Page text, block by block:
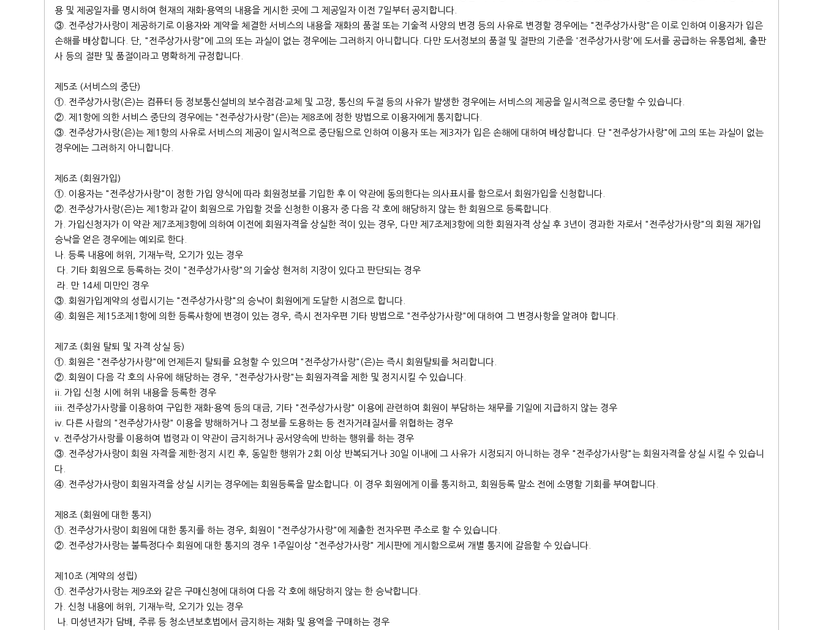
용 및 제공일자를 명시하여 현재의 재화·용역의 내용을 게시한 곳에 그 제공일자 이전 7일부터 공지합니다.
③. 전주상가사랑이 제공하기로 이용자와 계약을 체결한 서비스의 내용을 재화의 품절 또는 기술적 사양의 변경 등의 사유로 변경할 경우에는 "전주상가사랑"은 이로 인하여 이용자가 입은
손해를 배상합니다. 단, "전주상가사랑"에 고의 또는 과실이 없는 경우에는 그러하지 아니합니다. 다만 도서정보의 품절 및 절판의 기준을 '전주상가사랑'에 도서를 공급하는 유통업체, 출판
사 등의 절판 및 품절이라고 명확하게 규정합니다.
제5조 (서비스의 중단)
①. 전주상가사랑(은)는 컴퓨터 등 정보통신설비의 보수점검·교체 및 고장, 통신의 두절 등의 사유가 발생한 경우에는 서비스의 제공을 일시적으로 중단할 수 있습니다.
②. 제1항에 의한 서비스 중단의 경우에는 "전주상가사랑"(은)는 제8조에 정한 방법으로 이용자에게 통지합니다.
③. 전주상가사랑(은)는 제1항의 사유로 서비스의 제공이 일시적으로 중단됨으로 인하여 이용자 또는 제3자가 입은 손해에 대하여 배상합니다. 단 "전주상가사랑"에 고의 또는 과실이 없는
경우에는 그러하지 아니합니다.
제6조 (회원가입)
①. 이용자는 "전주상가사랑"이 정한 가입 양식에 따라 회원정보를 기입한 후 이 약관에 동의한다는 의사표시를 함으로서 회원가입을 신청합니다.
②. 전주상가사랑(은)는 제1항과 같이 회원으로 가입할 것을 신청한 이용자 중 다음 각 호에 해당하지 않는 한 회원으로 등록합니다.
가. 가입신청자가 이 약관 제7조제3항에 의하여 이전에 회원자격을 상실한 적이 있는 경우, 다만 제7조제3항에 의한 회원자격 상실 후 3년이 경과한 자로서 "전주상가사랑"의 회원 재가입
승낙을 얻은 경우에는 예외로 한다.
나. 등록 내용에 허위, 기재누락, 오기가 있는 경우
다. 기타 회원으로 등록하는 것이 "전주상가사랑"의 기술상 현저히 지장이 있다고 판단되는 경우
라. 만 14세 미만인 경우
③. 회원가입계약의 성립시기는 "전주상가사랑"의 승낙이 회원에게 도달한 시점으로 합니다.
④. 회원은 제15조제1항에 의한 등록사항에 변경이 있는 경우, 즉시 전자우편 기타 방법으로 "전주상가사랑"에 대하여 그 변경사항을 알려야 합니다.
제7조 (회원 탈퇴 및 자격 상실 등)
①. 회원은 "전주상가사랑"에 언제든지 탈퇴를 요청할 수 있으며 "전주상가사랑"(은)는 즉시 회원탈퇴를 처리합니다.
②. 회원이 다음 각 호의 사유에 해당하는 경우, "전주상가사랑"는 회원자격을 제한 및 정지시킬 수 있습니다.
ii. 가입 신청 시에 허위 내용을 등록한 경우
iii. 전주상가사랑를 이용하여 구입한 재화·용역 등의 대금, 기타 "전주상가사랑" 이용에 관련하여 회원이 부담하는 채무를 기일에 지급하지 않는 경우
iv. 다른 사람의 "전주상가사랑" 이용을 방해하거나 그 정보를 도용하는 등 전자거래질서를 위협하는 경우
v. 전주상가사랑를 이용하여 법령과 이 약관이 금지하거나 공서양속에 반하는 행위를 하는 경우
③. 전주상가사랑이 회원 자격을 제한·정지 시킨 후, 동일한 행위가 2회 이상 반복되거나 30일 이내에 그 사유가 시정되지 아니하는 경우 "전주상가사랑"는 회원자격을 상실 시킬 수 있습니
다.
④. 전주상가사랑이 회원자격을 상실 시키는 경우에는 회원등록을 말소합니다. 이 경우 회원에게 이를 통지하고, 회원등록 말소 전에 소명할 기회를 부여합니다.
제8조 (회원에 대한 통지)
①. 전주상가사랑이 회원에 대한 통지를 하는 경우, 회원이 "전주상가사랑"에 제출한 전자우편 주소로 할 수 있습니다.
②. 전주상가사랑는 불특정다수 회원에 대한 통지의 경우 1주일이상 "전주상가사랑" 게시판에 게시함으로써 개별 통지에 갈음할 수 있습니다.
제10조 (계약의 성립)
①. 전주상가사랑는 제9조와 같은 구매신청에 대하여 다음 각 호에 해당하지 않는 한 승낙합니다.
가. 신청 내용에 허위, 기재누락, 오기가 있는 경우
나. 미성년자가 담배, 주류 등 청소년보호법에서 금지하는 재화 및 용역을 구매하는 경우